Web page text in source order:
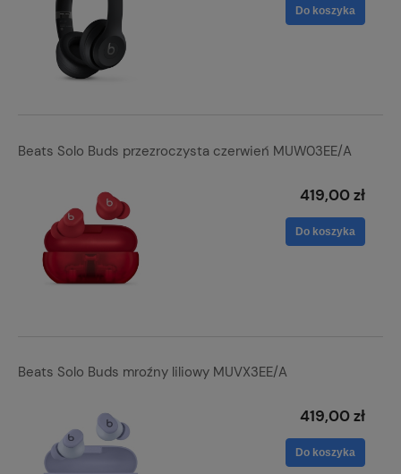
Do koszyka
Beats Solo Buds przezroczysta czerwień MUW03EE/A
419,00 zł
Do koszyka
Beats Solo Buds mroźny liliowy MUVX3EE/A
419,00 zł
Do koszyka